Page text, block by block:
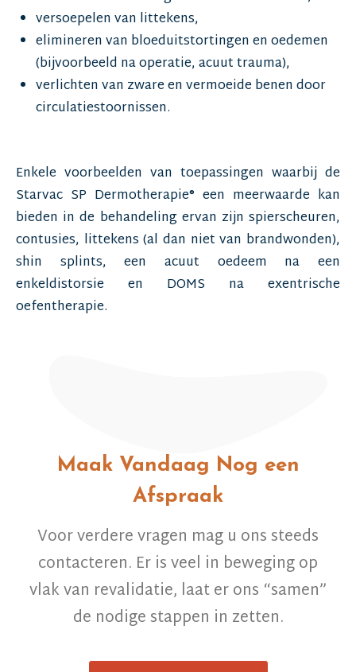
versoepelen van littekens,
elimineren van bloeduitstortingen en oedemen
(bijvoorbeeld na operatie, acuut trauma),
verlichten van zware en vermoeide benen door
circulatiestoornissen.
Enkele voorbeelden van toepassingen waarbij de
Starvac SP Dermotherapie® een meerwaarde kan
bieden in de behandeling ervan zijn spierscheuren,
contusies, littekens (al dan niet van brandwonden),
shin splints, een acuut oedeem na een
enkeldistorsie en DOMS na exentrische
oefentherapie.
Maak Vandaag Nog een
Afspraak
Voor verdere vragen mag u ons steeds
contacteren. Er is veel in beweging op
vlak van revalidatie, laat er ons “samen”
de nodige stappen in zetten.